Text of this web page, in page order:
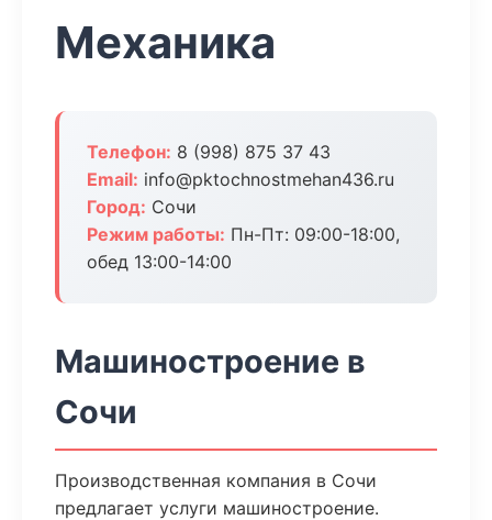
Механика
Телефон: 8 (998) 875 37 43
Email: info@pktochnostmehan436.ru
Город: Сочи
Режим работы: Пн-Пт: 09:00-18:00,
обед 13:00-14:00
Машиностроение в
Сочи
Производственная компания в Сочи
предлагает услуги машиностроение.